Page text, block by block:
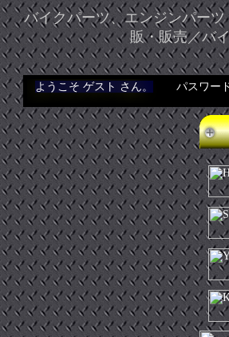
バイクパーツ、エンジンパー
販・販売／バ